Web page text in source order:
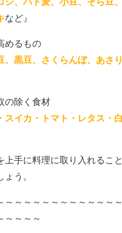
など』
めるもの
、黒豆、さくらんぼ、あさ
の除く食材
スイカ・トマト・レタス・
上手に料理に取り入れるこ
ょう。
～～～～～～～～～～～～
～～～～